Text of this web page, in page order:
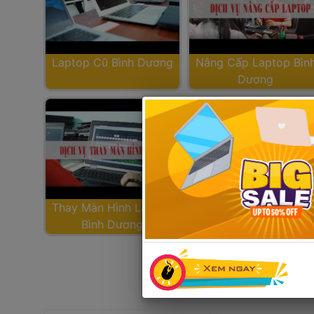
Laptop Cũ Bình Dương
Nâng Cấp Laptop
Dương
Thay Màn Hình Laptop
Bình Dương
Vệ Sinh Macbook
Dương, Cài Đặt
Macbook